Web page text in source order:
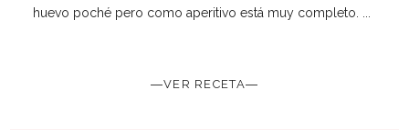
huevo poché pero como aperitivo está muy completo. ...
―VER RECETA―